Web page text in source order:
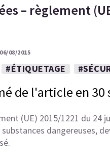
– règlement
08/2015
#ÉTIQUETAGE
de l'article en 30
(UE) 2015/1221 du 24
dangereuses,